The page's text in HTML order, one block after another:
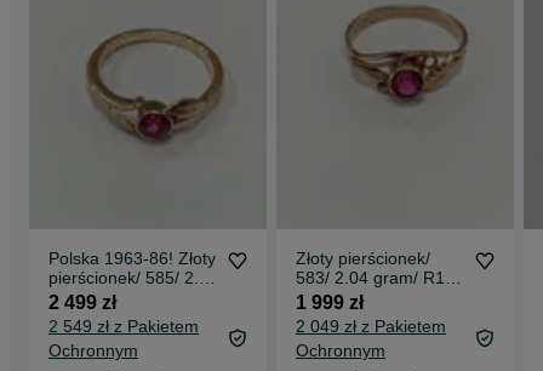
Polska 1963-86! Złoty
pierścionek/ 585/ 2.68
gram/ R15.5/ Korund
2 499 zł
2 549 zł z Pakietem
Ochronnym
Złoty pierścionek/
583/ 2.04 gram/ R16/
Polska/ Korund/
1986-96
1 999 zł
2 049 zł z Pakietem
Ochronnym